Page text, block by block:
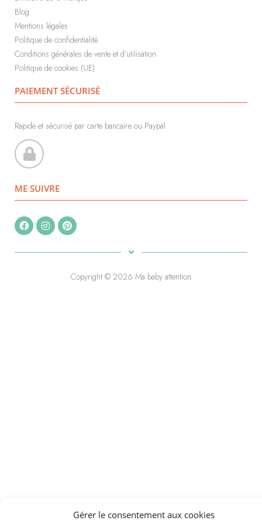
Gérer le consentement aux cookies
Blog
Mentions légales
Politique de confidentialité
Conditions générales de vente et d’utilisation
Politique de cookies (UE)
PAIEMENT SÉCURISÉ
Rapide et sécurisé par carte bancaire ou Paypal
ME SUIVRE
Copyright © 2026 Ma baby attention